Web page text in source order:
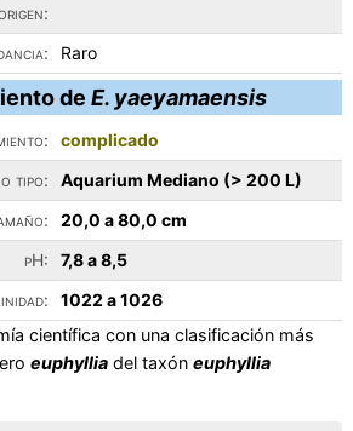
Raro
deE. yaeyamaensis
complicado
tipo:
Aquarium Mediano (> 200 L)
20,0 a 80,0 cm
pH:
7,8 a 8,5
1022 a 1026
científica con una clasificación más
euphylliadel taxón euphyllia